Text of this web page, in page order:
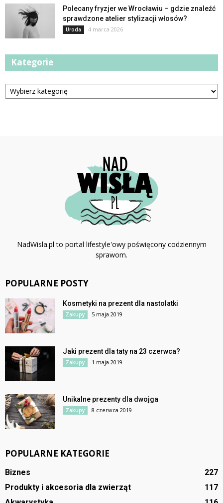
Polecany fryzjer we Wrocławiu – gdzie znaleźć
sprawdzone atelier stylizacji włosów?
Uroda 4 marca 2026
Kategorie
Kategorie
NadWisla.pl to portal lifestyle'owy poświęcony codziennym
sprawom.
POPULARNE POSTY
Kosmetyki na prezent dla nastolatki
Zakupy 5 maja 2019
Jaki prezent dla taty na 23 czerwca?
Zakupy 1 maja 2019
Unikalne prezenty dla dwojga
Zakupy 8 czerwca 2019
POPULARNE KATEGORIE
Biznes
227
Produkty i akcesoria dla zwierząt
117